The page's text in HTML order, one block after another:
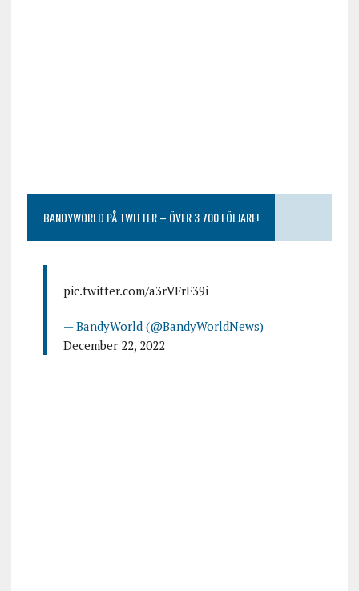
BANDYWORLD PÅ TWITTER – ÖVER 3 700 FÖLJARE!
pic.twitter.com/a3rVFrF39i
— BandyWorld (@BandyWorldNews)
December 22, 2022